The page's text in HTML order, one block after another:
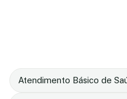
Atendimento Básico de